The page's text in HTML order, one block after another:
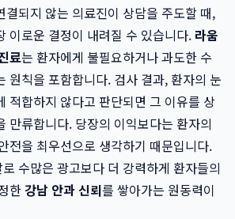
결되지 않는 의료진이 상담을 주도할 때,
이로운 결정이 내려질 수 있습니다. 라움
료는 환자에게 불필요하거나 과도한 수
원칙을 포함합니다. 검사 결과, 환자의 눈
적합하지 않다고 판단되면 그 이유를 상
만류합니다. 당장의 이익보다는 환자의
전을 최우선으로 생각하기 때문입니다.
수많은 광고보다 더 강력하게 환자들의
한강남 안과 신뢰를 쌓아가는 원동력이